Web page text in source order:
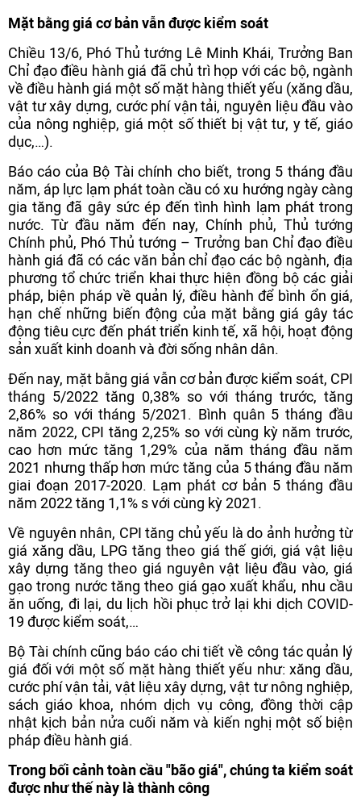
Mặt bằng giá cơ bản vẫn được kiểm soát
Chiều 13/6, Phó Thủ tướng Lê Minh Khái, Trưởng Ban
Chỉ đạo điều hành giá đã chủ trì họp với các bộ, ngành
về điều hành giá một số mặt hàng thiết yếu (xăng dầu,
vật tư xây dựng, cước phí vận tải, nguyên liệu đầu vào
của nông nghiệp, giá một số thiết bị vật tư, y tế, giáo
dục,…).
Báo cáo của Bộ Tài chính cho biết, trong 5 tháng đầu
năm, áp lực lạm phát toàn cầu có xu hướng ngày càng
gia tăng đã gây sức ép đến tình hình lạm phát trong
nước. Từ đầu năm đến nay, Chính phủ, Thủ tướng
Chính phủ, Phó Thủ tướng – Trưởng ban Chỉ đạo điều
hành giá đã có các văn bản chỉ đạo các bộ ngành, địa
phương tổ chức triển khai thực hiện đồng bộ các giải
pháp, biện pháp về quản lý, điều hành để bình ổn giá,
hạn chế những biến động của mặt bằng giá gây tác
động tiêu cực đến phát triển kinh tế, xã hội, hoạt động
sản xuất kinh doanh và đời sống nhân dân.
Đến nay, mặt bằng giá vẫn cơ bản được kiểm soát, CPI
tháng 5/2022 tăng 0,38% so với tháng trước, tăng
2,86% so với tháng 5/2021. Bình quân 5 tháng đầu
năm 2022, CPI tăng 2,25% so với cùng kỳ năm trước,
cao hơn mức tăng 1,29% của năm tháng đầu năm
2021 nhưng thấp hơn mức tăng của 5 tháng đầu năm
giai đoạn 2017-2020. Lạm phát cơ bản 5 tháng đầu
năm 2022 tăng 1,1% s với cùng kỳ 2021.
Về nguyên nhân, CPI tăng chủ yếu là do ảnh hưởng từ
giá xăng dầu, LPG tăng theo giá thế giới, giá vật liệu
xây dựng tăng theo giá nguyên vật liệu đầu vào, giá
gạo trong nước tăng theo giá gạo xuất khẩu, nhu cầu
ăn uống, đi lại, du lịch hồi phục trở lại khi dịch COVID-
19 được kiểm soát,…
Bộ Tài chính cũng báo cáo chi tiết về công tác quản lý
giá đối với một số mặt hàng thiết yếu như: xăng dầu,
cước phí vận tải, vật liệu xây dựng, vật tư nông nghiệp,
sách giáo khoa, nhóm dịch vụ công, đồng thời cập
nhật kịch bản nửa cuối năm và kiến nghị một số biện
pháp điều hành giá.
Trong bối cảnh toàn cầu "bão giá", chúng ta kiểm soát
được như thế này là thành công